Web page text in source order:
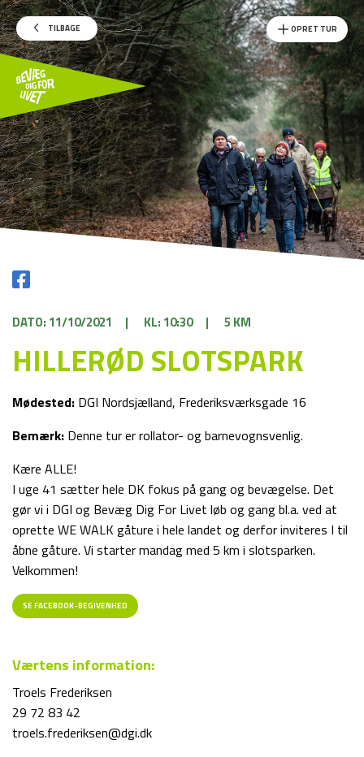
TILBAGE OPRET TUR
DATO: 11/10/2021 | KL: 10:30 | 5 KM
HILLERØD SLOTSPARK
Mødested: DGI Nordsjælland, Frederiksværksgade 16
Bemærk: Denne tur er rollator- og barnevognsvenlig.
Kære ALLE!
I uge 41 sætter hele DK fokus på gang og bevægelse. Det
gør vi i DGI og Bevæg Dig For Livet løb og gang bl.a. ved at
oprette WE WALK gåture i hele landet og derfor inviteres I til
åbne gåture. Vi starter mandag med 5 km i slotsparken.
Velkommen!
SE FACEBOOK-BEGIVENHED
Værtens information:
Troels Frederiksen
29 72 83 42
troels.frederiksen@dgi.dk